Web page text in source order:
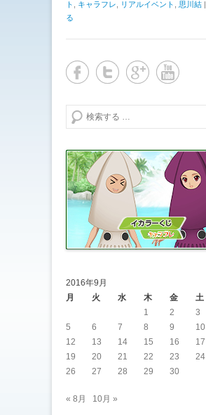
ト
キャラフレ リアルイベント 思川結 |
る
検索する
2016年9月
月
火 水 木 金 土
1
2 3
5
6 7 8 9 10
12
13 14 15 16 17
19
20 21 22 23 24
26
27 28 29 30
« 8月 10月 »